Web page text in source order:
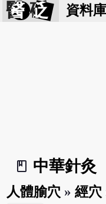
醫 砭 資料庫
book_2
中華針灸
人體腧穴 »經穴